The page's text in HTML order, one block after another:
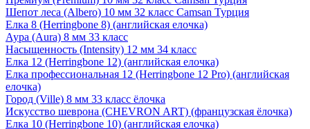
Шепот леса (Albero) 10 мм 32 класс Camsan Турция
Елка 8 (Herringbone 8) (английская елочка)
Аура (Aura) 8 мм 33 класс
Насыщенность (Intensity) 12 мм 34 класс
Елка 12 (Herringbone 12) (английская елочка)
Елка профессиональная 12 (Herringbone 12 Pro) (английская
елочка)
Город (Ville) 8 мм 33 класс ёлочка
Искусство шеврона (CHEVRON ART) (французская ёлочка)
Елка 10 (Herringbone 10) (английская елочка)